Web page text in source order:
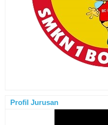
Profil Jurusan